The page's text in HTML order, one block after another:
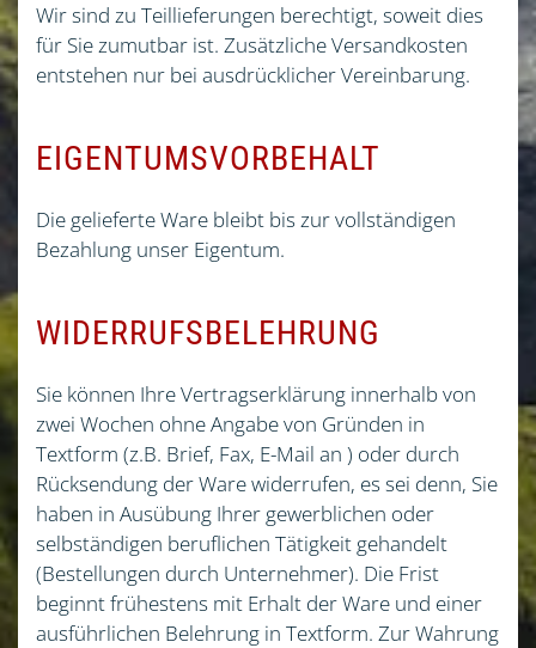
Wir sind zu Teillieferungen berechtigt, soweit dies
für Sie zumutbar ist. Zusätzliche Versandkosten
entstehen nur bei ausdrücklicher Vereinbarung.
EIGENTUMSVORBEHALT
Die gelieferte Ware bleibt bis zur vollständigen
Bezahlung unser Eigentum.
WIDERRUFSBELEHRUNG
Sie können Ihre Vertragserklärung innerhalb von
zwei Wochen ohne Angabe von Gründen in
Textform (z.B. Brief, Fax, E-Mail an ) oder durch
Rücksendung der Ware widerrufen, es sei denn, Sie
haben in Ausübung Ihrer gewerblichen oder
selbständigen beruflichen Tätigkeit gehandelt
(Bestellungen durch Unternehmer). Die Frist
beginnt frühestens mit Erhalt der Ware und einer
ausführlichen Belehrung in Textform. Zur Wahrung